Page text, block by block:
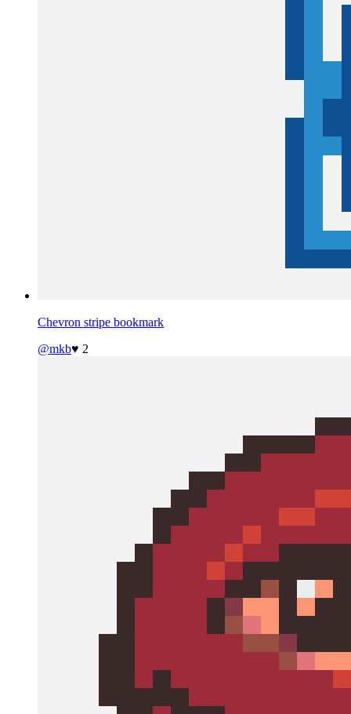
Chevron stripe bookmark
@mkb♥ 2